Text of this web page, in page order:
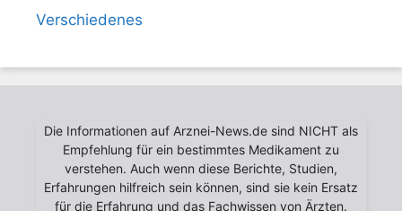
Verschiedenes
Die Informationen auf Arznei-News.de sind NICHT als
Empfehlung für ein bestimmtes Medikament zu
verstehen. Auch wenn diese Berichte, Studien,
Erfahrungen hilfreich sein können, sind sie kein Ersatz
für die Erfahrung und das Fachwissen von Ärzten.